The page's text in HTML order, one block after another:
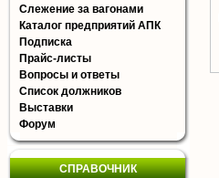
Слежение за вагонами
Каталог предприятий АПК
Подписка
Прайс-листы
Вопросы и ответы
Список должников
Выставки
Форум
СПРАВОЧНИК